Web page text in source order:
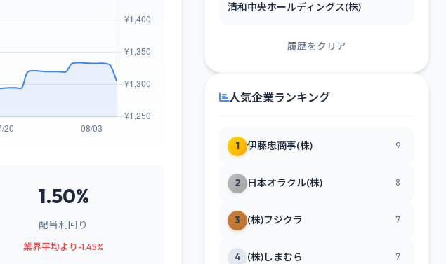
1.50%
配当利回り
業界平均より-1.45%
清和中央ホールディングス(株)
履歴をクリア
人気企業ランキング
1 伊藤忠商事(株) 9
2 日本オラクル(株) 8
3 (株)フジクラ 7
4 (株)しまむら 7